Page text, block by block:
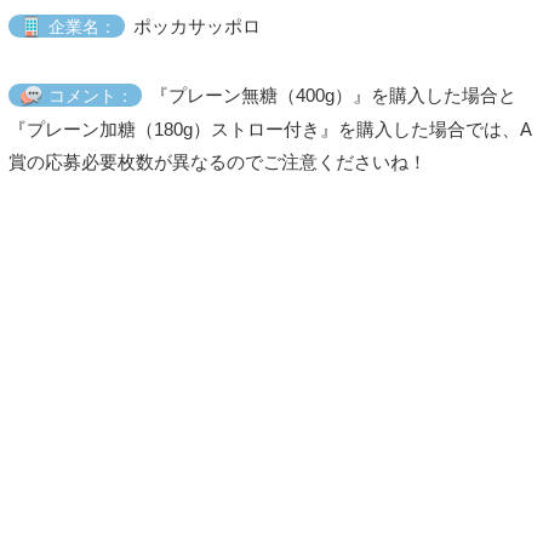
企業名： ポッカサッポロ
コメント：
『プレーン無糖（400g）』を購入した場合と
『プレーン加糖（180g）ストロー付き』を購入した場合では、A
賞の応募必要枚数が異なるのでご注意くださいね！